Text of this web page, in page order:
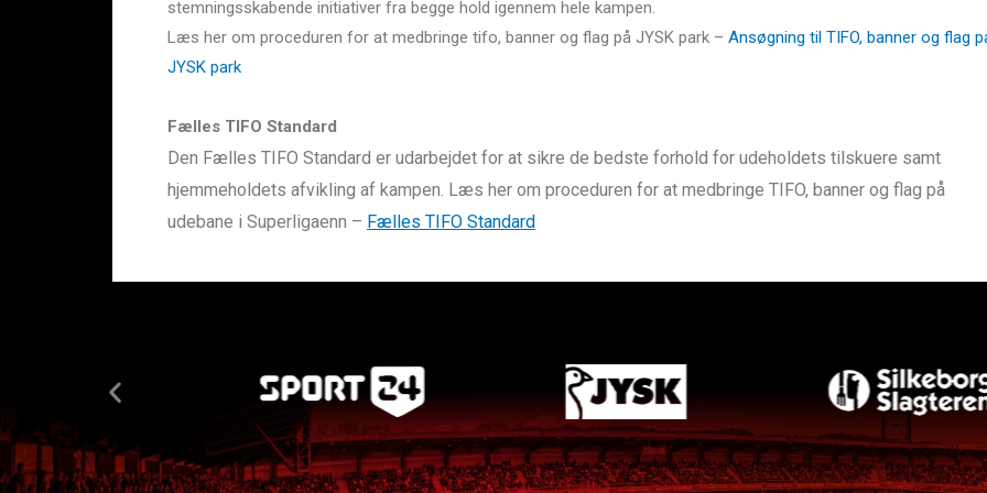
stemningsskabende initiativer fra begge hold igennem hele kampen.
Læs her om proceduren for at medbringe tifo, banner og flag på JYSK park – Ansøgning til TIFO, banner og flag
JYSK park
Fælles TIFO Standard
Den Fælles TIFO Standard er udarbejdet for at sikre de bedste forhold for udeholdets tilskuere samt
hjemmeholdets afvikling af kampen. Læs her om proceduren for at medbringe TIFO, banner og flag på
udebane i Superligaenn – Fælles TIFO Standard